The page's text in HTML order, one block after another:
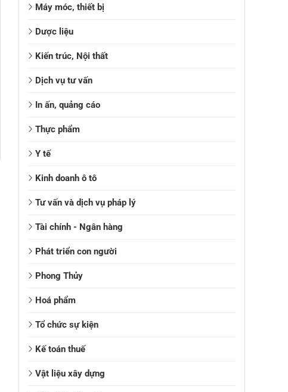
Máy móc, thiết bị
Dược liệu
Kiến trúc, Nội thất
Dịch vụ tư vấn
In ấn, quảng cáo
Thực phẩm
Y tế
Kinh doanh ô tô
Tư vấn và dịch vụ pháp lý
Tài chính - Ngân hàng
Phát triển con người
Phong Thủy
Hoá phẩm
Tổ chức sự kiện
Kế toán thuế
Vật liệu xây dựng